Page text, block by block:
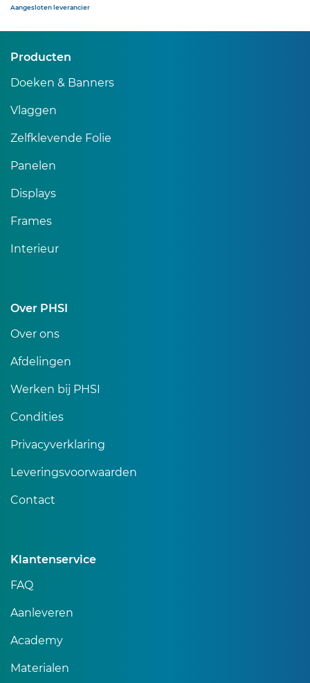
Sibon
Aangesloten leverancier
Producten
Doeken & Banners
Vlaggen
Zelfklevende Folie
Panelen
Displays
Frames
Interieur
Over PHSI
Over ons
Afdelingen
Werken bij PHSI
Condities
Privacyverklaring
Leveringsvoorwaarden
Contact
Klantenservice
FAQ
Aanleveren
Academy
Materialen